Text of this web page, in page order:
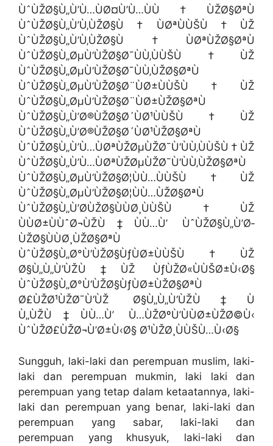
ÙˆÙŽØ§Ù„Ù’Ù…ÙØ¤Ù’Ù…ÙÙ†ÙŽØ§ØªÙ
ÙˆÙŽØ§Ù„Ù’Ù‚ÙŽØ§Ù†ÙØªÙÙŠÙ†ÙŽ
ÙˆÙŽØ§Ù„Ù’Ù‚ÙŽØ§Ù†ÙØªÙŽØ§ØªÙ
ÙˆÙŽØ§Ù„ØµÙ‘ÙŽØ§Ø¯ÙÙ‚ÙÙŠÙ†ÙŽ
ÙˆÙŽØ§Ù„ØµÙ‘ÙŽØ§Ø¯ÙÙ‚ÙŽØ§ØªÙ
ÙˆÙŽØ§Ù„ØµÙ‘ÙŽØ§Ø¨ÙØ±ÙÙŠÙ†ÙŽ
ÙˆÙŽØ§Ù„ØµÙ‘ÙŽØ§Ø¨ÙØ±ÙŽØ§ØªÙ
ÙˆÙŽØ§Ù„Ù’Ø®ÙŽØ§Ø´ÙØ¹ÙÙŠÙ†ÙŽ
ÙˆÙŽØ§Ù„Ù’Ø®ÙŽØ§Ø´ÙØ¹ÙŽØ§ØªÙ
ÙˆÙŽØ§Ù„Ù’Ù…ÙØªÙŽØµÙŽØ¯Ù‘ÙÙ‚ÙÙŠÙ†ÙŽ
ÙˆÙŽØ§Ù„Ù’Ù…ÙØªÙŽØµÙŽØ¯Ù‘ÙÙ‚ÙŽØ§ØªÙ
ÙˆÙŽØ§Ù„ØµÙ‘ÙŽØ§Ø¦ÙÙ…ÙÙŠÙ†ÙŽ
ÙˆÙŽØ§Ù„ØµÙ‘ÙŽØ§Ø¦ÙÙ…ÙŽØ§ØªÙ
ÙˆÙŽØ§Ù„Ù’Ø­ÙŽØ§ÙÙØ¸ÙÙŠÙ†ÙŽ
ÙÙØ±ÙÙˆØ¬ÙŽÙ‡ÙÙ…Ù’ ÙˆÙŽØ§Ù„Ù’Ø­
ÙŽØ§ÙÙØ¸ÙŽØ§ØªÙ
ÙˆÙŽØ§Ù„Ø°Ù‘ÙŽØ§ÙƒÙØ±ÙÙŠÙ†ÙŽ
Ø§Ù„Ù„Ù‘ÙŽÙ‡ÙŽ ÙƒÙŽØ«ÙÙŠØ±Ù‹Ø§
ÙˆÙŽØ§Ù„Ø°Ù‘ÙŽØ§ÙƒÙØ±ÙŽØ§ØªÙ
Ø£ÙŽØ¹ÙŽØ¯Ù‘ÙŽ Ø§Ù„Ù„Ù‘ÙŽÙ‡Ù
Ù„ÙŽÙ‡ÙÙ…Ù’ Ù…ÙŽØºÙ’ÙÙØ±ÙŽØ©Ù‹
ÙˆÙŽØ£ÙŽØ¬Ù’Ø±Ù‹Ø§ Ø¹ÙŽØ¸ÙÙŠÙ…Ù‹Ø§
Sungguh, laki-laki dan perempuan muslim, laki-
laki dan perempuan mukmin, laki laki dan
perempuan yang tetap dalam ketaatannya, laki-
laki dan perempuan yang benar, laki-laki dan
perempuan yang sabar, laki-laki dan
perempuan yang khusyuk, laki-laki dan